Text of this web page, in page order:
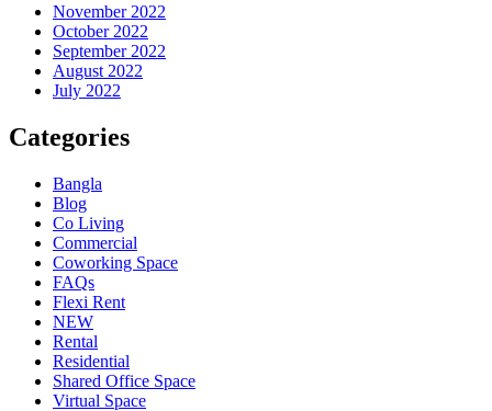
November 2022
October 2022
September 2022
August 2022
July 2022
Categories
Bangla
Blog
Co Living
Commercial
Coworking Space
FAQs
Flexi Rent
NEW
Rental
Residential
Shared Office Space
Virtual Space